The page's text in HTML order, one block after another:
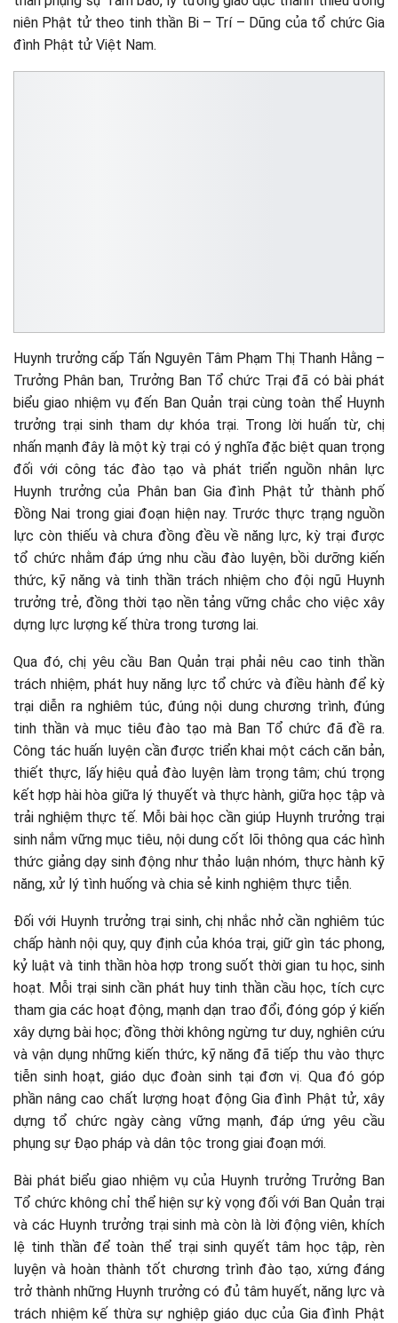
niên Phật tử theo tinh thần Bi – Trí – Dũng của tổ chức Gia
đình Phật tử Việt Nam.
Huynh trưởng cấp Tấn Nguyên Tâm Phạm Thị Thanh Hằng –
Trưởng Phân ban, Trưởng Ban Tổ chức Trại đã có bài phát
biểu giao nhiệm vụ đến Ban Quản trại cùng toàn thể Huynh
trưởng trại sinh tham dự khóa trại. Trong lời huấn từ, chị
nhấn mạnh đây là một kỳ trại có ý nghĩa đặc biệt quan trọng
đối với công tác đào tạo và phát triển nguồn nhân lực
Huynh trưởng của Phân ban Gia đình Phật tử thành phố
Đồng Nai trong giai đoạn hiện nay. Trước thực trạng nguồn
lực còn thiếu và chưa đồng đều về năng lực, kỳ trại được
tổ chức nhằm đáp ứng nhu cầu đào luyện, bồi dưỡng kiến
thức, kỹ năng và tinh thần trách nhiệm cho đội ngũ Huynh
trưởng trẻ, đồng thời tạo nền tảng vững chắc cho việc xây
dựng lực lượng kế thừa trong tương lai.
Qua đó, chị yêu cầu Ban Quản trại phải nêu cao tinh thần
trách nhiệm, phát huy năng lực tổ chức và điều hành để kỳ
trại diễn ra nghiêm túc, đúng nội dung chương trình, đúng
tinh thần và mục tiêu đào tạo mà Ban Tổ chức đã đề ra.
Công tác huấn luyện cần được triển khai một cách căn bản,
thiết thực, lấy hiệu quả đào luyện làm trọng tâm; chú trọng
kết hợp hài hòa giữa lý thuyết và thực hành, giữa học tập và
trải nghiệm thực tế. Mỗi bài học cần giúp Huynh trưởng trại
sinh nắm vững mục tiêu, nội dung cốt lõi thông qua các hình
thức giảng dạy sinh động như thảo luận nhóm, thực hành kỹ
năng, xử lý tình huống và chia sẻ kinh nghiệm thực tiễn.
Đối với Huynh trưởng trại sinh, chị nhắc nhở cần nghiêm túc
chấp hành nội quy, quy định của khóa trại, giữ gìn tác phong,
kỷ luật và tinh thần hòa hợp trong suốt thời gian tu học, sinh
hoạt. Mỗi trại sinh cần phát huy tinh thần cầu học, tích cực
tham gia các hoạt động, mạnh dạn trao đổi, đóng góp ý kiến
xây dựng bài học; đồng thời không ngừng tư duy, nghiên cứu
và vận dụng những kiến thức, kỹ năng đã tiếp thu vào thực
tiễn sinh hoạt, giáo dục đoàn sinh tại đơn vị. Qua đó góp
phần nâng cao chất lượng hoạt động Gia đình Phật tử, xây
dựng tổ chức ngày càng vững mạnh, đáp ứng yêu cầu
phụng sự Đạo pháp và dân tộc trong giai đoạn mới.
Bài phát biểu giao nhiệm vụ của Huynh trưởng Trưởng Ban
Tổ chức không chỉ thể hiện sự kỳ vọng đối với Ban Quản trại
và các Huynh trưởng trại sinh mà còn là lời động viên, khích
lệ tinh thần để toàn thể trại sinh quyết tâm học tập, rèn
luyện và hoàn thành tốt chương trình đào tạo, xứng đáng
trở thành những Huynh trưởng có đủ tâm huyết, năng lực và
trách nhiệm kế thừa sự nghiệp giáo dục của Gia đình Phật